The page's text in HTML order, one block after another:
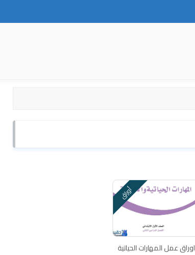
أوراق
اوراق عمل المهارات الحياتية